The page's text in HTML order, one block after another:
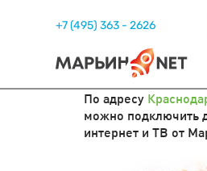
+7 (495) 363 - 2626
По адресу
можно подключить
интернет и ТВ от